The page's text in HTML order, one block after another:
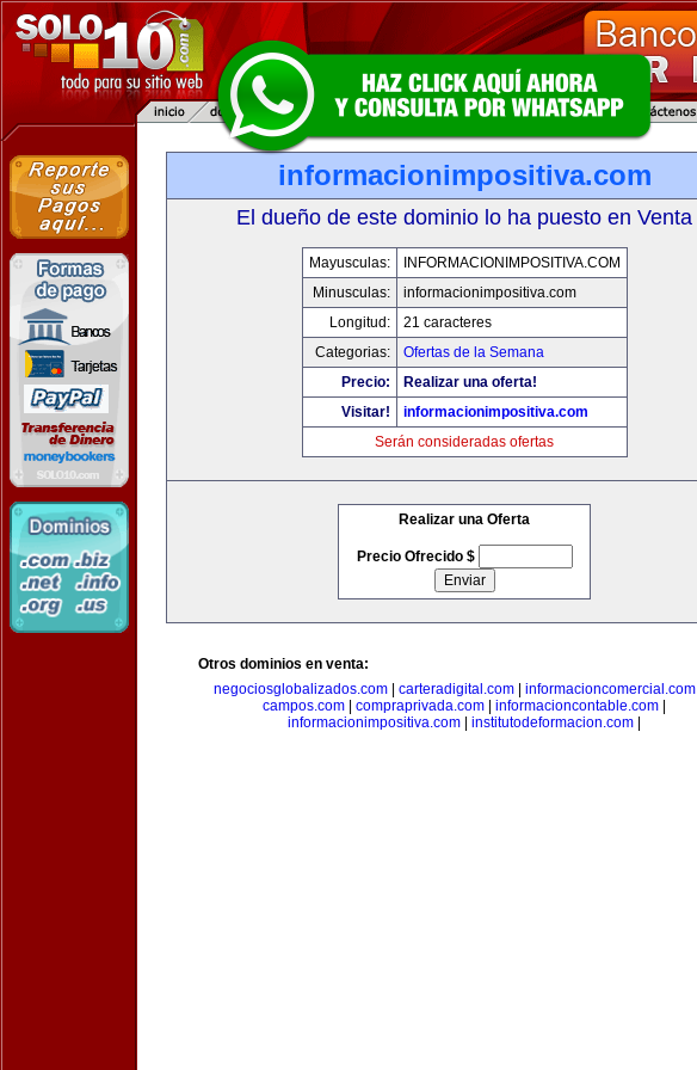
informacionimpositiva.com
El dueño de este dominio lo ha puesto en Venta
Mayusculas:
INFORMACIONIMPOSITIVA.COM
Minusculas:
informacionimpositiva.com
Longitud:
21 caracteres
Categorias:
Ofertas de la Semana
Precio:
Realizar una oferta!
Visitar!
informacionimpositiva.com
Serán consideradas ofertas
Realizar una Oferta
Precio Ofrecido $
Otros dominios en venta:
negociosglobalizados.com
carteradigital.com informacioncomercial.com
campos.com
compraprivada.com informacioncontable.com
informacionimpositiva.com
institutodeformacion.com